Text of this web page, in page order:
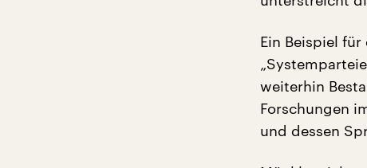
Ein Beispiel
weiterhin
Forschungen
und dessen